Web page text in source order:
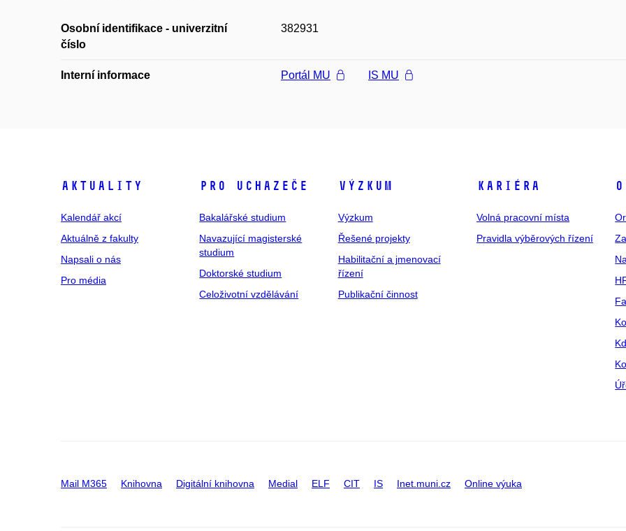
Osobní identifikace - univerzitní
číslo
382931
Interní informace Portál MU IS MU
Aktuality
Kalendář akcí
Aktuálně z fakulty
Napsali o nás
Pro média
Pro uchazeče
Bakalářské studium
Navazující magisterské
studium
Doktorské studium
Celoživotní vzdělávání
Výzkum
Výzkum
Řešené projekty
Habilitační a jmenovací
řízení
Publikační činnost
Kariéra
Volná pracovní místa
Pravidla výběrových řízení
Mail M365 Knihovna Digitální knihovna Medial ELF CIT IS Inet.muni.cz Online výuka